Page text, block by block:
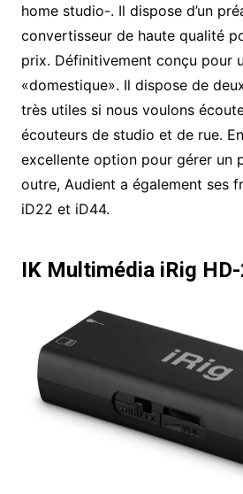
home studio-. Il dispose d’un
convertisseur de haute qualité
prix. Définitivement conçu pour
«domestique». Il dispose de
très utiles si nous voulons
écouteurs de studio et de rue.
excellente option pour gérer un
outre, Audient a également ses
iD22 et iD44.
IK Multimédia iRig